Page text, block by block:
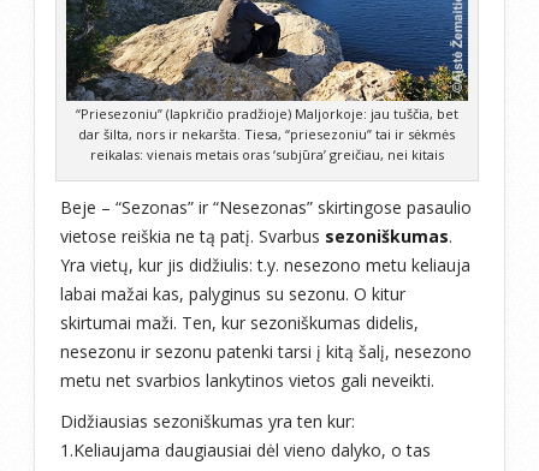
“Priesezoniu” (lapkričio pradžioje) Maljorkoje: jau tuščia, bet
dar šilta, nors ir nekaršta. Tiesa, “priesezoniu” tai ir sėkmės
reikalas: vienais metais oras ‘subjūra’ greičiau, nei kitais
Beje – “Sezonas” ir “Nesezonas” skirtingose pasaulio
vietose reiškia ne tą patį. Svarbus sezoniškumas.
Yra vietų, kur jis didžiulis: t.y. nesezono metu keliauja
labai mažai kas, palyginus su sezonu. O kitur
skirtumai maži. Ten, kur sezoniškumas didelis,
nesezonu ir sezonu patenki tarsi į kitą šalį, nesezono
metu net svarbios lankytinos vietos gali neveikti.
Didžiausias sezoniškumas yra ten kur:
1.Keliaujama daugiausiai dėl vieno dalyko, o tas